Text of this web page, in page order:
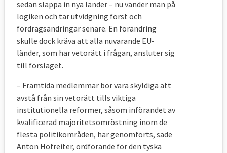
sedan släppa in nya länder – nu vänder man på
logiken och tar utvidgning först och
fördragsändringar senare. En förändring
skulle dock kräva att alla nuvarande EU-
länder, som har vetorätt i frågan, ansluter sig
till förslaget.
– Framtida medlemmar bör vara skyldiga att
avstå från sin vetorätt tills viktiga
institutionella reformer, såsom införandet av
kvalificerad majoritetsomröstning inom de
flesta politikområden, har genomförts, sade
Anton Hofreiter, ordförande för den tyska